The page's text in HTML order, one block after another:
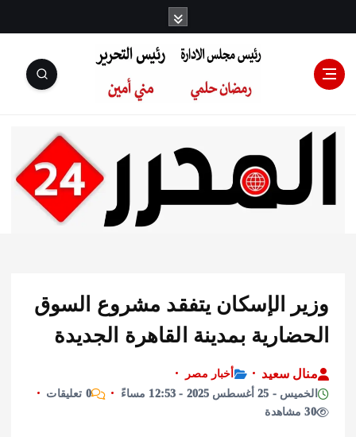
رئيس مجلس
الإدارة: رمضان
التحرير:مني أمين
الإسكان يتفقد مشروع السوق
بمدينة القاهرة الجديدة
سعيد
أخبار مصر
2025 - 12:53 مساءً
0 تعليقات